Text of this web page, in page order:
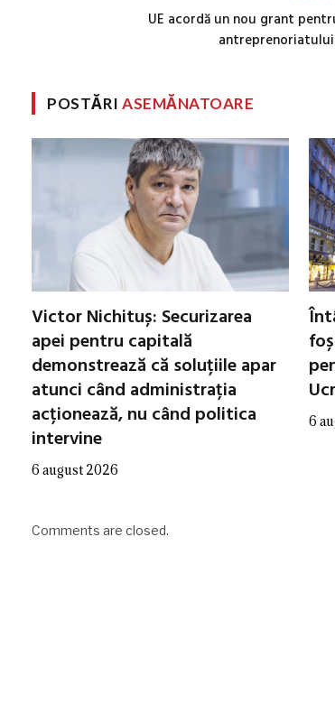
UE acordă un nou grant
POSTĂRIASEMĂNATOARE
Victor Nichituș: Securizarea
apei pentru capitală
demonstrează că soluțiile apar
atunci când administrația
acționează, nu când politica
intervine
6 august 2026
6
Comments are closed.